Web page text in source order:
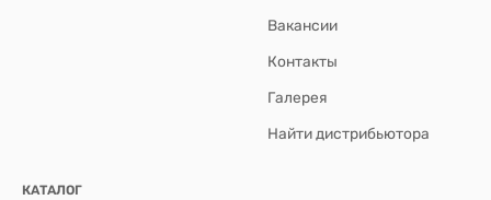
Вакансии
Контакты
Галерея
Найти дистрибьютора
КАТАЛОГ